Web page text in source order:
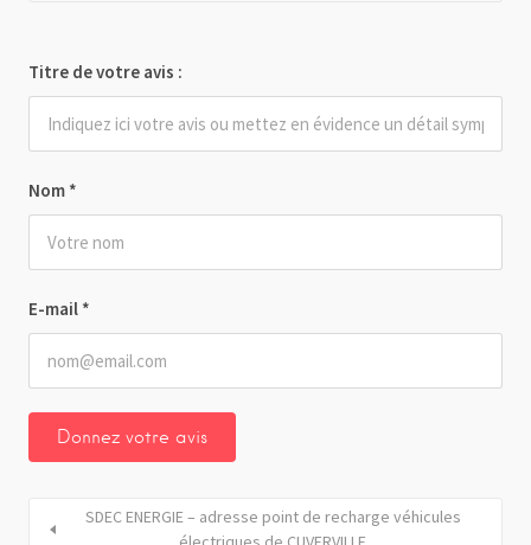
Nom *
E-mail *
Titre de votre avis :
SDEC ENERGIE – adresse point de recharge véhicules